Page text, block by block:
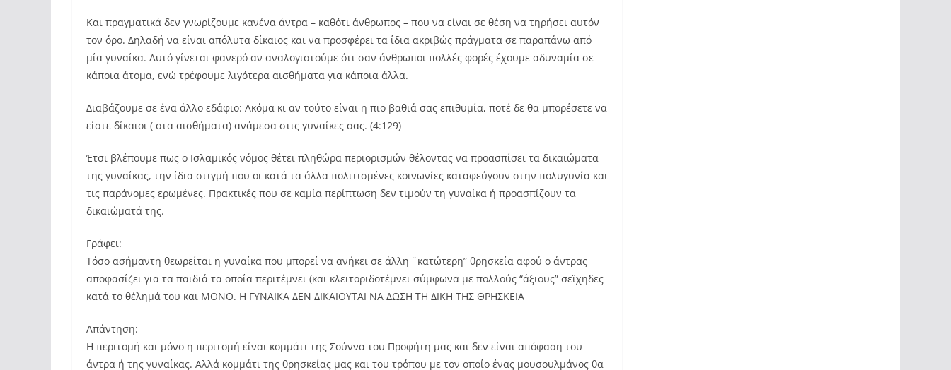
Και πραγματικά δεν γνωρίζουμε κανένα άντρα – καθότι άνθρωπος – που να είναι σε θέση να τηρήσει αυτόν
τον όρο. Δηλαδή να είναι απόλυτα δίκαιος και να προσφέρει τα ίδια ακριβώς πράγματα σε παραπάνω από
μία γυναίκα. Αυτό γίνεται φανερό αν αναλογιστούμε ότι σαν άνθρωποι πολλές φορές έχουμε αδυναμία σε
κάποια άτομα, ενώ τρέφουμε λιγότερα αισθήματα για κάποια άλλα.
Διαβάζουμε σε ένα άλλο εδάφιο: Ακόμα κι αν τούτο είναι η πιο βαθιά σας επιθυμία, ποτέ δε θα μπορέσετε να
είστε δίκαιοι ( στα αισθήματα) ανάμεσα στις γυναίκες σας. (4:129)
Έτσι βλέπουμε πως ο Ισλαμικός νόμος θέτει πληθώρα περιορισμών θέλοντας να προασπίσει τα δικαιώματα
της γυναίκας, την ίδια στιγμή που οι κατά τα άλλα πολιτισμένες κοινωνίες καταφεύγουν στην πολυγυνία και
τις παράνομες ερωμένες. Πρακτικές που σε καμία περίπτωση δεν τιμούν τη γυναίκα ή προασπίζουν τα
δικαιώματά της.
Γράφει:
Τόσο ασήμαντη θεωρείται η γυναίκα που μπορεί να ανήκει σε άλλη ¨κατώτερη” θρησκεία αφού ο άντρας
αποφασίζει για τα παιδιά τα οποία περιτέμνει (και κλειτοριδοτέμνει σύμφωνα με πολλούς “άξιους” σεϊχηδες
κατά το θέλημά του και ΜΟΝΟ. Η ΓΥΝΑΙΚΑ ΔΕΝ ΔΙΚΑΙΟΥΤΑΙ ΝΑ ΔΩΣΗ ΤΗ ΔΙΚΗ ΤΗΣ ΘΡΗΣΚΕΙΑ
Απάντηση:
Η περιτομή και μόνο η περιτομή είναι κομμάτι της Σούννα του Προφήτη μας και δεν είναι απόφαση του
άντρα ή της γυναίκας. Αλλά κομμάτι της θρησκείας μας και του τρόπου με τον οποίο ένας μουσουλμάνος θα